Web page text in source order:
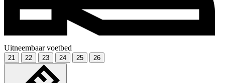
Uitneembaar voetbed
21 22 23 24 25 26